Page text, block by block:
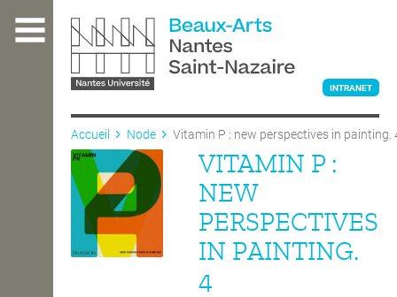
contenu
L'ÉCOLE
ENSEIGNEMENT
INTRANET
Accueil Node Vitamin P : new perspectives in painting.
VITAMIN P :
NEW
PERSPECTIVES
IN PAINTING.
4